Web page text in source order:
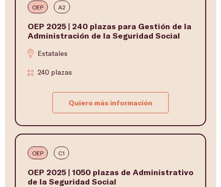
OEP A2
OEP 2025 | 240 plazas para Gestión de la
Administración de la Seguridad Social
Estatales
240 plazas
Quiero más información
OEP C1
OEP 2025 | 1050 plazas de Administrativo
de la Seguridad Social